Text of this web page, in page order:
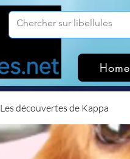
Home
Les découvertes de Kappa